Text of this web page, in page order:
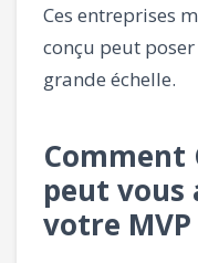
Ces entreprises
conçu peut poser
grande échelle.
peut vous
votre MVP